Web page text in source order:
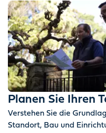
Planen Sie Ihren
Verstehen Sie die
Standort, Bau und